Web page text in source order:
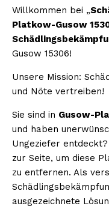
Willkommen bei „
Platkow-Gusow
Gusow 15306!
Unsere Mission:
und Nöte vertreiben!
Sie sind in Gusow-
und haben
Ungeziefer
zur Seite, um diese
zu entfernen. Als
ausgezeichnete